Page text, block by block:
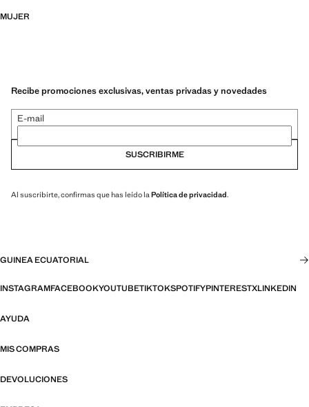
MUJER
Recibe promociones exclusivas, ventas privadas y novedades
E-mail
SUSCRIBIRME
Al suscribirte, confirmas que has leído laPolítica de privacidad.
GUINEA ECUATORIAL
INSTAGRAMFACEBOOKYOUTUBETIKTOKSPOTIFYPINTERESTXLINKEDIN
AYUDA
MIS COMPRAS
DEVOLUCIONES